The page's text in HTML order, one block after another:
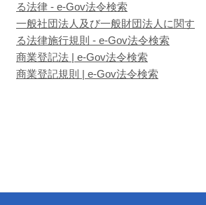
る法律 - e-Gov法令検索
一般社団法人及び一般財団法人に関す
る法律施行規則 - e-Gov法令検索
商業登記法 | e-Gov法令検索
商業登記規則 | e-Gov法令検索